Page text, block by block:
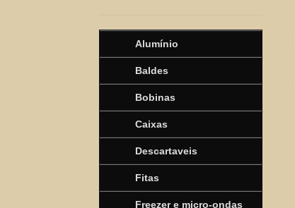
Alumínio
Baldes
Bobinas
Caixas
Descartaveis
Fitas
Freezer e micro-ondas